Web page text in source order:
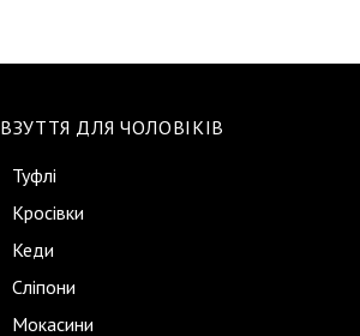
ВЗУТТЯ ДЛЯ ЧОЛОВІКІВ
Туфлі
Кросівки
Кеди
Сліпони
Мокасини